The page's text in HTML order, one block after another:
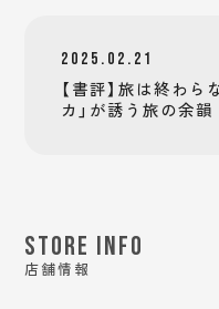
2025.02.21
【書評】旅は終わ
カ」が誘う旅の余韻
STORE INFO
店舗情報